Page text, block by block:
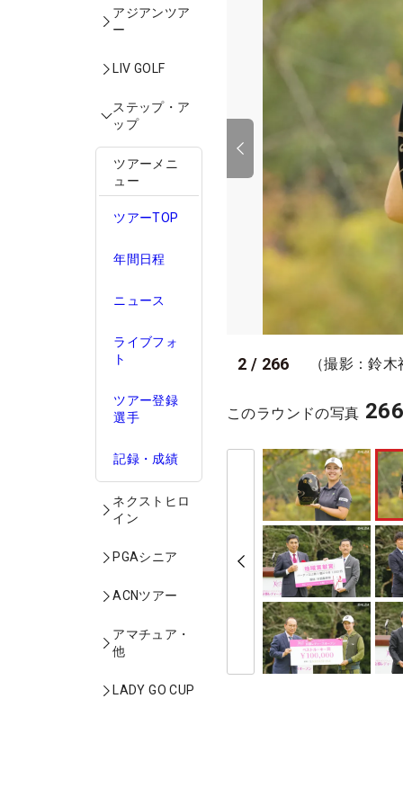
アジアンツア
ー
LIV GOLF
ステップ・ア
ップ
ツアーメニ
ュー
ツアーTOP
年間日程
ニュース
ライブフォ
ト
ツアー登録
選手
記録・成績
ネクストヒロ
イン
PGAシニア
ACNツアー
アマチュア・
他
LADY GO CUP
2 / 266 （撮影：鈴
このラウンドの写真